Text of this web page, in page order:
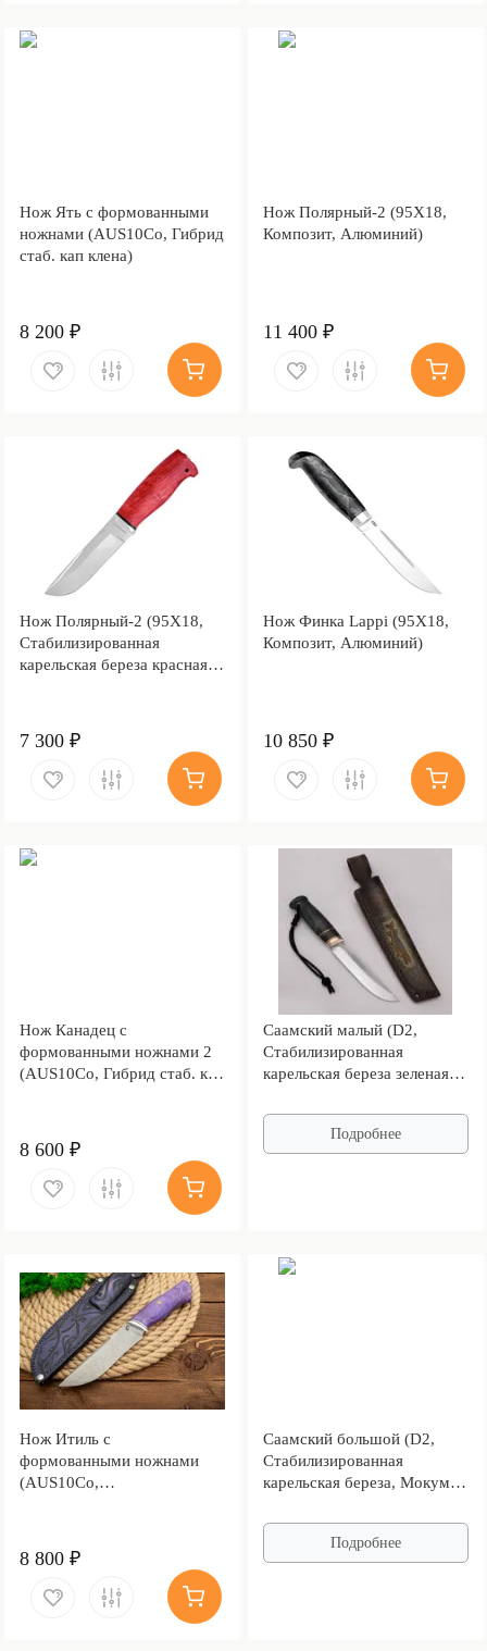
Нож Ять с формованными
ножнами (AUS10Co, Гибрид
стаб. кап клена)
8 200 ₽
Нож Полярный-2 (95Х18,
Композит, Алюминий)
11 400 ₽
Нож Полярный-2 (95Х18,
Стабилизированная
карельская береза красная,
7 300 ₽
Нож Финка Lappi (95Х18,
Композит, Алюминий)
10 850 ₽
Нож Канадец с
формованными ножнами 2
(AUS10Co, Гибрид стаб. кап
8 600 ₽
Саамский малый (D2,
Стабилизированная
карельская береза зеленая,
Подробнее
Нож Итиль с
формованными ножнами
(AUS10Co,
Обработка клинка
Stonewash)
8 800 ₽
Саамский большой (D2,
Стабилизированная
карельская береза, Мокумэ-
Подробнее